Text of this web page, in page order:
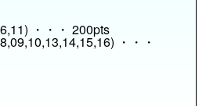
・・・ 200pts
・・・